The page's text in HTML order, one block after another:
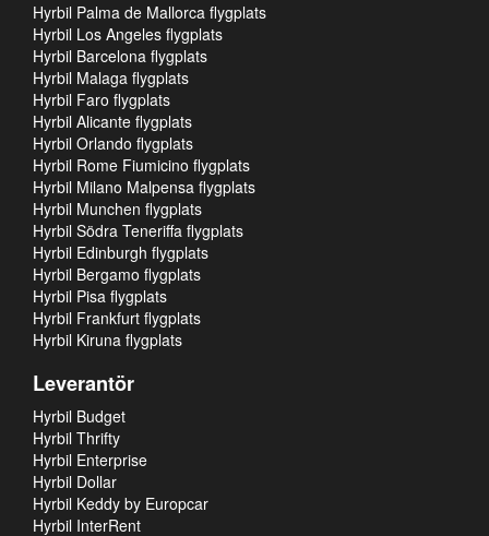
Hyrbil Palma de Mallorca flygplats
Hyrbil Los Angeles flygplats
Hyrbil Barcelona flygplats
Hyrbil Malaga flygplats
Hyrbil Faro flygplats
Hyrbil Alicante flygplats
Hyrbil Orlando flygplats
Hyrbil Rome Fiumicino flygplats
Hyrbil Milano Malpensa flygplats
Hyrbil Munchen flygplats
Hyrbil Södra Teneriffa flygplats
Hyrbil Edinburgh flygplats
Hyrbil Bergamo flygplats
Hyrbil Pisa flygplats
Hyrbil Frankfurt flygplats
Hyrbil Kiruna flygplats
Leverantör
Hyrbil Budget
Hyrbil Thrifty
Hyrbil Enterprise
Hyrbil Dollar
Hyrbil Keddy by Europcar
Hyrbil InterRent